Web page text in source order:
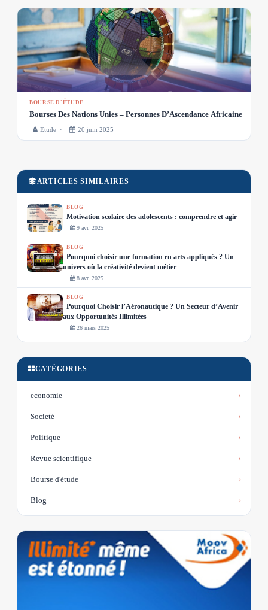
BOURSE D'ÉTUDE
Bourses Des Nations Unies – Personnes D’Ascendance Africaine
Etude · 20 juin 2025
ARTICLES SIMILAIRES
BLOG
Motivation scolaire des adolescents : comprendre et agir
9 avr. 2025
BLOG
Pourquoi choisir une formation en arts appliqués ? Un
univers où la créativité devient métier
8 avr. 2025
BLOG
Pourquoi Choisir l’Aéronautique ? Un Secteur d’Avenir
aux Opportunités Illimitées
26 mars 2025
CATÉGORIES
economie
Societé
Politique
Revue scientifique
Bourse d'étude
Blog